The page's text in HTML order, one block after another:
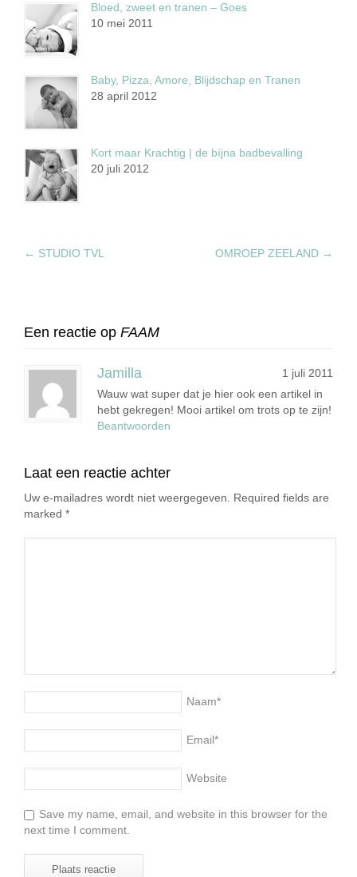
Bloed, zweet en tranen – Goes
10 mei 2011
Baby, Pizza, Amore, Blijdschap en Tranen
28 april 2012
Kort maar Krachtig | de bíjna badbevalling
20 juli 2012
← STUDIO TVL OMROEP ZEELAND →
Een reactie op FAAM
Jamilla
1 juli 2011
Wauw wat super dat je hier ook een artikel in
hebt gekregen! Mooi artikel om trots op te zijn!
Beantwoorden
Laat een reactie achter
Uw e-mailadres wordt niet weergegeven. Required fields are
marked *
Naam*
Email*
Website
Save my name, email, and website in this browser for the
next time I comment.